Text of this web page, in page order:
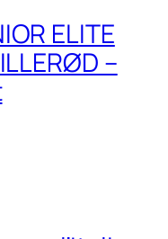
ELITE
–